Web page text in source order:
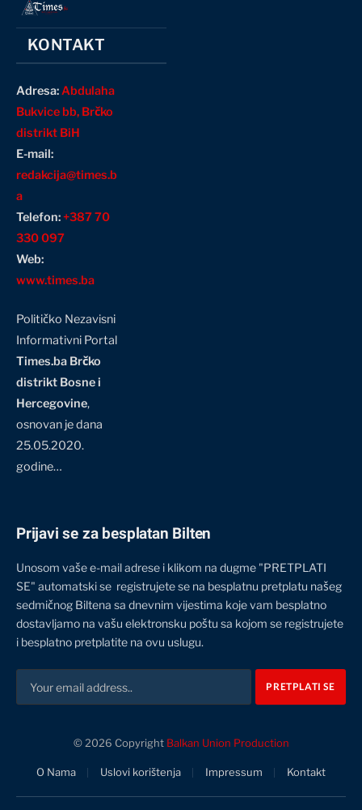
KONTAKT
Adresa:Abdulaha
Bukvice bb, Brčko
distrikt BiH
E-mail:
redakcija@times.b
a
Telefon:+387 70
330 097
Web:
www.times.ba
Političko Nezavisni
Informativni Portal
Times.ba Brčko
distrikt Bosne i
Hercegovine,
osnovan je dana
25.05.2020.
godine…
Prijavi se za besplatan Bilten
Unosom vaše e-mail adrese i klikom na dugme "PRETPLATI
SE" automatski se registrujete se na besplatnu pretplatu našeg
sedmičnog Biltena sa dnevnim vijestima koje vam besplatno
dostavljamo na vašu elektronsku poštu sa kojom se registrujete
i besplatno pretplatite na ovu uslugu.
© 2026 Copyright Balkan Union Production
O Nama Uslovi korištenja Impressum Kontakt